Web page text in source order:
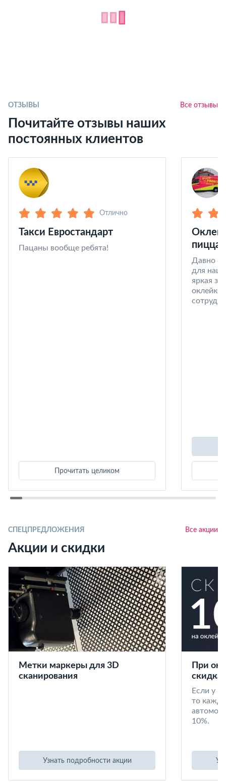
ОТЗЫВЫ Все отзывы
Почитайте отзывы наших
постоянных клиентов
Отлично
Такси Евростандарт
Пацаны вообще ребята!
Прочитать целиком
пицца
Давно
для
яркая
оклейке
СПЕЦПРЕДЛОЖЕНИЯ Все акции
Акции и скидки
Метки маркеры для 3D
сканирования
Узнать подробности акции
При
скидка
Если у
то
10%.